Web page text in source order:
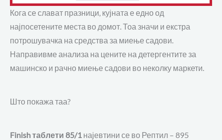
Кога се слават празници, кујната е едно од
најпосетените места во домот. Тоа значи и екстра
потрошувачка на средства за миење садови.
Направивме анализа на цените на детергентите за
машинско и рачно миење садови во неколку маркети.
Што покажа таа?
Finish таблети 85/1 најевтини се во Рептил – 895